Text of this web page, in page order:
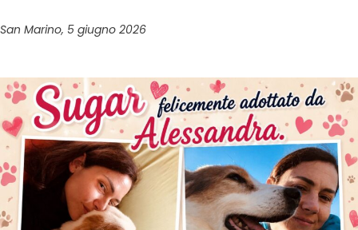
San Marino, 5 giugno 2026